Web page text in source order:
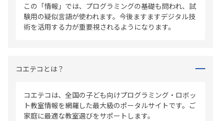
この「情報」では、プログラミングの基礎も問われ、試
験用の疑似言語が使われます。今後ますますデジタル技
術を活用する力が重要視されるようになります。
コエテコとは？
コエテコは、全国の子ども向けプログラミング・ロボッ
ト教室情報を網羅した最大級のポータルサイトです。ご
家庭に最適な教室選びをサポートします。